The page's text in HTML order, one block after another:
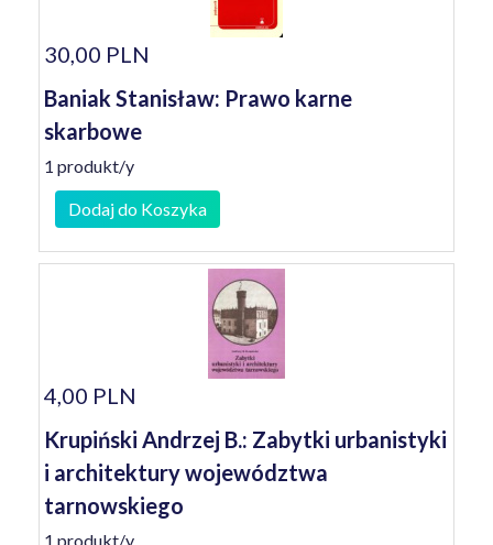
30,00 PLN
Baniak Stanisław: Prawo karne
skarbowe
1 produkt/y
Dodaj do Koszyka
4,00 PLN
Krupiński Andrzej B.: Zabytki urbanistyki
i architektury województwa
tarnowskiego
1 produkt/y